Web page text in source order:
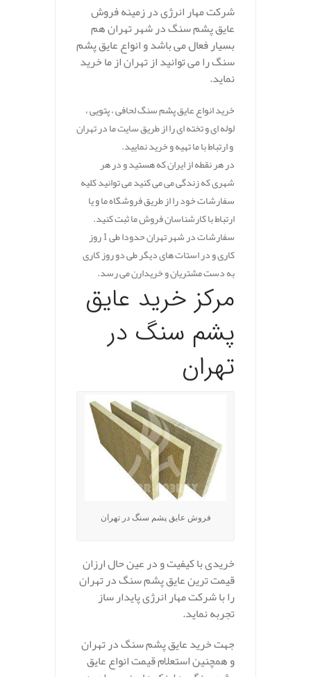
شرکت مهار انرژی در زمینه فروش
عایق پشم سنگ در شهر تهران هم
بسیار فعال می باشد و انواع عایق پشم
سنگ را می توانید از تهران از ما خرید
نماید.
خرید انواع عایق پشم سنگ لحافی ، پتویی ،
لوله ای و تخته ای را از طریق سایت ما در تهران
و ارتباط با ما تهیه و خرید نمایید.
در هر نقطه از ایران که هستید و در هر
شهری که زندگی می می کنید می توانید کلیه
سفارشات خود را از طریق فروشگاه ما و یا
ارتباط با کارشناسان فروش ما ثبت کنید.
سفارشات در شهر تهران حدودا طی 1 روز
کاری و در استات های دیگر طی دو روز کاری
به دست مشتریان و خریدارن می رسد.
مرکز خرید عایق
پشم سنگ در
تهران
فروش عایق پشم سنگ در تهران
خریدی با کیفیت و در عین حال ارزان
قیمت ترین عایق پشم سنگ در تهران
را با شرکت مهار انرژی پایدار ساز
تجربه نماید.
جهت خرید عایق پشم سنگ در تهران
و همچنین استعلام قیمت انواع عایق